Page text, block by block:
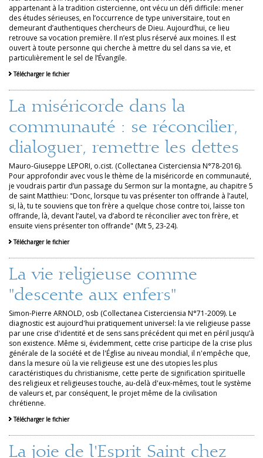
appartenant à la tradition cistercienne, ont vécu un défi difficile: mener
des études sérieuses, en l’occurrence de type universitaire, tout en
demeurant d’authentiques chercheurs de Dieu. Aujourd’hui, ce lieu
retrouve sa vocation première. Il n’est plus réservé aux moines. Il est
ouvert à toute personne qui cherche à mettre du sel dans sa vie, et
particulièrement le sel de l’Évangile.
Télécharger le fichier
La miséricorde dans la
communauté : se réconcilier,
dialoguer, remettre les dettes
Mauro-Giuseppe LEPORI, o.cist. (Collectanea Cisterciensia N°78-2016).
Pour approfondir avec vous le thème de la miséricorde en communauté,
je voudrais partir d’un passage du Sermon sur la montagne, au chapitre 5
de saint Matthieu: "Donc, lorsque tu vas présenter ton offrande à l’autel,
si, là, tu te souviens que ton frère a quelque chose contre toi, laisse ton
offrande, là, devant l’autel, va d’abord te réconcilier avec ton frère, et
ensuite viens présenter ton offrande" (Mt 5, 23-24).
Télécharger le fichier
La vie religieuse comme
"descente aux enfers"
Simon-Pierre ARNOLD, osb (Collectanea Cisterciensia N°71-2009). Le
diagnostic est aujourd'hui pratiquement universel: la vie religieuse passe
par une crise d'identité et de sens sans précédent qui met en péril jusqu’à
son existence. Même si, évidemment, cette crise participe de la crise plus
générale de la société et de l'Église au niveau mondial, il n'empêche que,
dans la mesure où la vie religieuse est une des utopies les plus
caractéristiques du christianisme, cette perte de signification spirituelle
des religieux et religieuses touche, au-delà d'eux-mêmes, tout le système
de valeurs et, par conséquent, le projet même de la civilisation
chrétienne.
Télécharger le fichier
La joie de l'Esprit Saint chez